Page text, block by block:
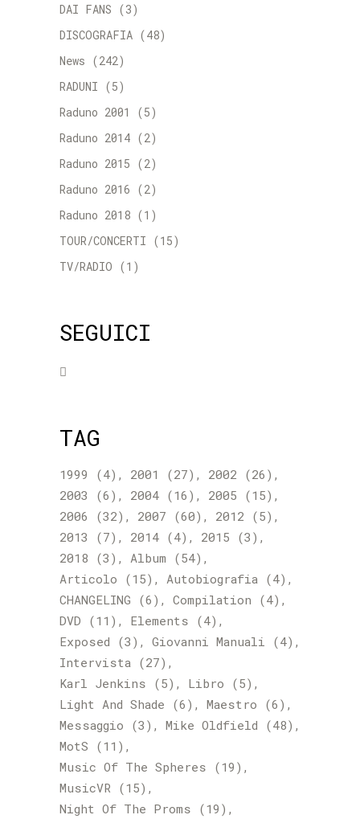
DAI FANS (3)
DISCOGRAFIA (48)
News (242)
RADUNI (5)
Raduno 2001
(5)
Raduno 2014 (2)
Raduno 2015 (2)
Raduno 2016 (2)
Raduno 2018 (1)
TOUR/CONCERTI (15)
TV/RADIO (1)
SEGUICI
TAG
1999 (4) 2001 (27) 2002 (26)
2003 (6) 2004 (16) 2005 (15)
2006 (32) 2007 (60) 2012 (5)
2013 (7) 2014 (4) 2015 (3)
2018 (3) Album (54)
Articolo (15) Autobiografia (4)
CHANGELING (6) Compilation (4)
DVD (11) Elements (4)
Exposed (3) Giovanni Manuali
(4)
Intervista (27)
Karl Jenkins (5) Libro (5)
Light And Shade (6) Maestro (6)
Messaggio (3) Mike Oldfield (48)
MotS (11)
Music Of The Spheres (19)
MusicVR (15)
Night Of The Proms (19)